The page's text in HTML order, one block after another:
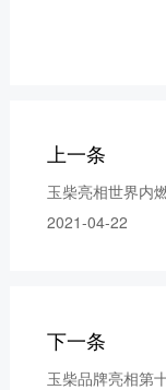
上一条
玉柴亮相世界内
2021-04-22
下一条
玉柴品牌亮相第